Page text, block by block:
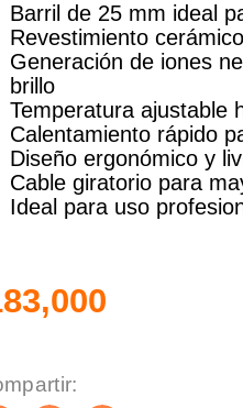
Barril de 25 mm ideal
Revestimiento
Generación de iones
brillo
Temperatura ajustable
Calentamiento rápido
Diseño ergonómico y
Cable giratorio para
Ideal para uso